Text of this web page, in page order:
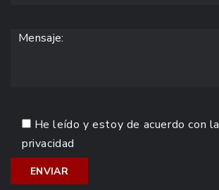
He leído y estoy de acuerdo con la
privacidad